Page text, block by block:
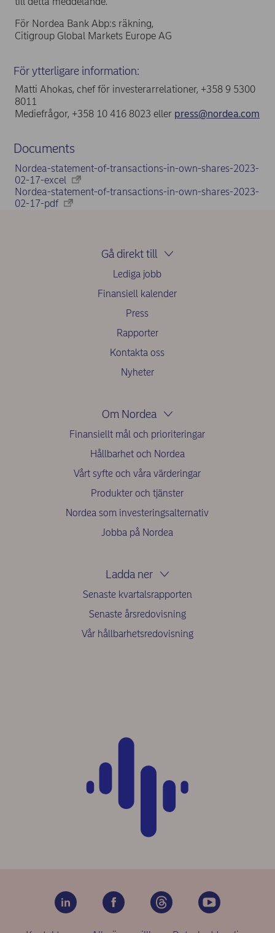
För Nordea Bank Abp:s räkning,
Citigroup Global Markets Europe AG
För ytterligare information:
Matti Ahokas, chef för investerarrelationer, +358 9 5300
8011
Mediefrågor, +358 10 416 8023 eller press@nordea.com
Documents
Nordea-statement-of-transactions-in-own-shares-2023-
02-17-excel
Nordea-statement-of-transactions-in-own-shares-2023-
02-17-pdf
Gå direkt till
Lediga jobb
Finansiell kalender
Press
Rapporter
Kontakta oss
Nyheter
Om Nordea
Finansiellt mål och prioriteringar
Hållbarhet och Nordea
Vårt syfte och våra värderingar
Produkter och tjänster
Nordea som investeringsalternativ
Jobba på Nordea
Ladda ner
Senaste kvartalsrapporten
Senaste årsredovisning
Vår hållbarhetsredovisning